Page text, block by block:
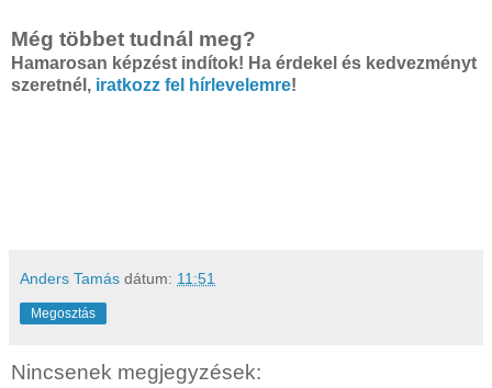
Még többet tudnál meg?
Hamarosan képzést indítok! Ha érdekel és kedvezményt
szeretnél, iratkozz fel hírlevelemre!
Anders Tamás dátum: 11:51
Megosztás
Nincsenek megjegyzések: